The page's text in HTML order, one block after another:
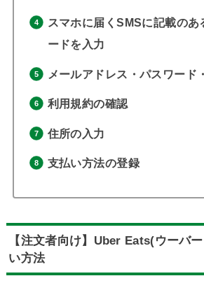
スマホに届くSMSに記載のあ
ードを入力
メールアドレス・パスワード
利用規約の確認
住所の入力
支払い方法の登録
【注文者向け】Uber Eats(ウーバ
い方法